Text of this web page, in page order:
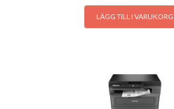
LÄGG TILL I VARUKORG